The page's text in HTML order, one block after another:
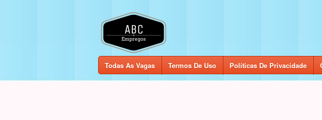
Todas As Vagas Termos De Uso Políticas De Privacidade